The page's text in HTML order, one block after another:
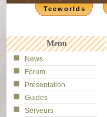
Teeworlds
Menu
News
Forum
Présentation
Guides
Serveurs